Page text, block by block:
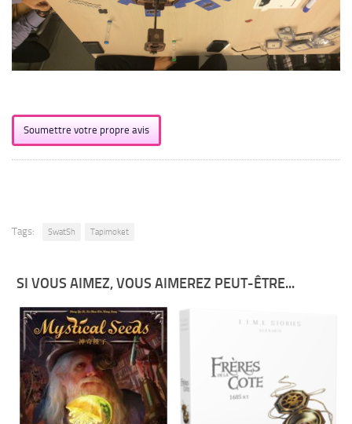
Soumettre votre propre avis
Tags: SwatSh Tapimoket
SI VOUS AIMEZ, VOUS AIMEREZ PEUT-ÊTRE...